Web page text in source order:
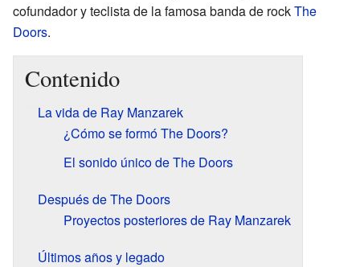
cofundador y teclista de la famosa banda de rockThe
Doors.
Contenido
La vida de Ray Manzarek
¿Cómo se formó The Doors?
El sonido único de The Doors
Después de The Doors
Proyectos posteriores de Ray Manzarek
Últimos años y legado